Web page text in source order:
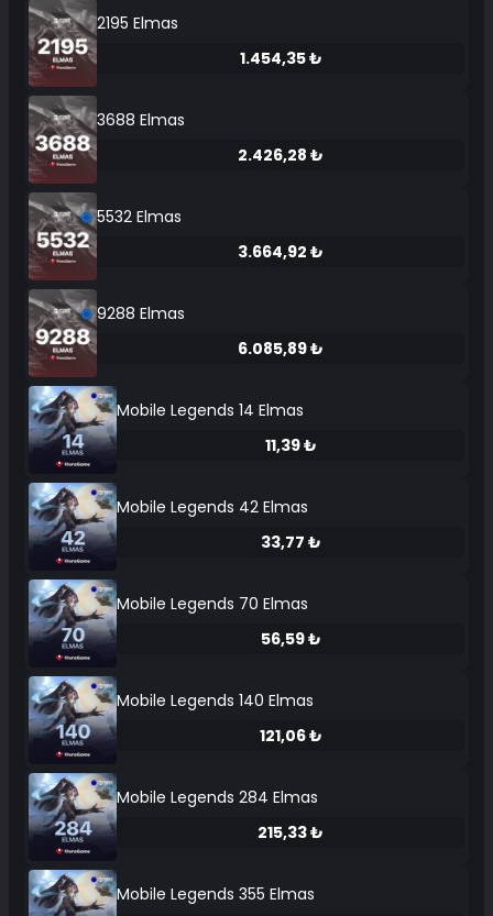
2195 Elmas
1.454,35 ₺
3688 Elmas
2.426,28 ₺
5532 Elmas
3.664,92 ₺
9288 Elmas
6.085,89 ₺
Mobile Legends 14 Elmas
11,39 ₺
Mobile Legends 42 Elmas
33,77 ₺
Mobile Legends 70 Elmas
56,59 ₺
Mobile Legends 140 Elmas
121,06 ₺
Mobile Legends 284 Elmas
215,33 ₺
Mobile Legends 355 Elmas